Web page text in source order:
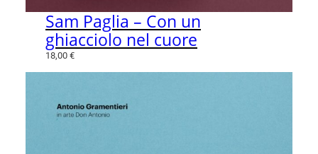
Sam Paglia – Con un
ghiacciolo nel cuore
18,00 €